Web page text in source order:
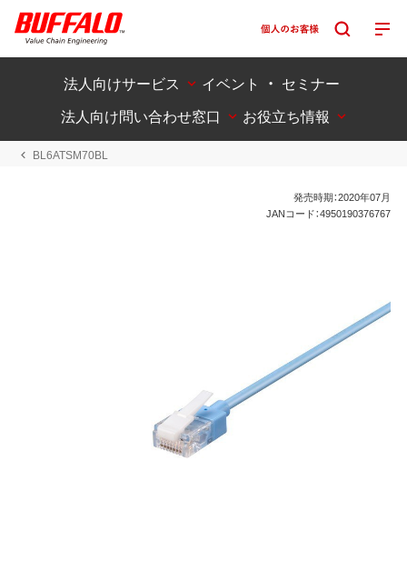
法人向けサービス
イベント ・ セミナー
法人向け問い合わせ窓口
お役立ち情報
BL6ATSM70BL
発売時期：2020年07月
JANコード：4950190376767